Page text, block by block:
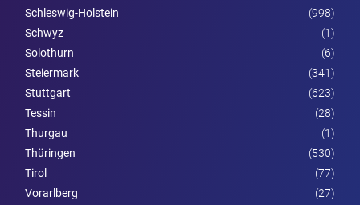
Schleswig-Holstein
(998)
Schwyz
(1)
Solothurn
(6)
Steier­mark
(341)
Stuttgart
(623)
Tessin
(28)
Thurgau
(1)
Thüringen
(530)
Tirol
(77)
Vorarl­berg
(27)